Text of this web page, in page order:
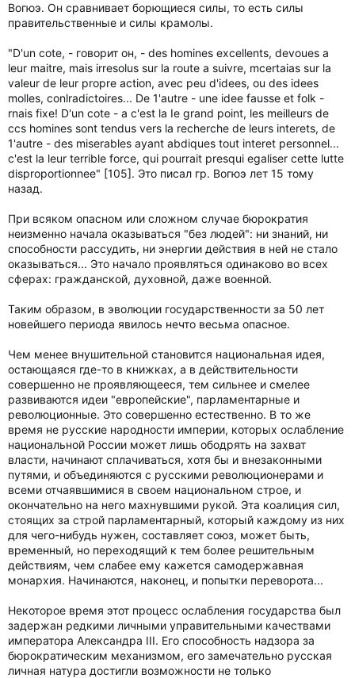
Вогюэ. Он сравнивает борющиеся силы, то есть силы
правительственные и силы крамолы.
"D'un cote, - говорит он, - des homines excellents, devoues a
leur maitre, mais irresolus sur la route a suivre, mcertaias sur la
valeur de leur propre action, avec peu d'idees, ou des idees
molles, conlradictoires... De 1'autre - une idee fausse et folk -
rnais fixe! D'un cote - a c'est la Ie grand point, les meilleurs de
ccs homines sont tendus vers la recherche de leurs interets, de
1'autre - des miserables ayant abdiques tout interet personnel...
c'est la leur terrible force, qui pourrait presqui egaliser cette lutte
disproportionnee" [105]. Это писал гр. Вогюэ лет 15 тому
назад.
При всяком опасном или сложном случае бюрократия
неизменно начала оказываться "без людей": ни знаний, ни
способности рассудить, ни энергии действия в ней не стало
оказываться... Это начало проявляться одинаково во всех
сферах: гражданской, духовной, даже военной.
Таким образом, в эволюции государственности за 50 лет
новейшего периода явилось нечто весьма опасное.
Чем менее внушительной становится национальная идея,
остающаяся где-то в книжках, а в действительности
совершенно не проявляющееся, тем сильнее и смелее
развиваются идеи "европейские", парламентарные и
революционные. Это совершенно естественно. В то же
время не русские народности империи, которых ослабление
национальной России может лишь ободрять на захват
власти, начинают сплачиваться, хотя бы и внезаконными
путями, и объединяются с русскими революционерами и
всеми отчаявшимися в своем национальном строе, и
окончательно на него махнувшими рукой. Эта коалиция сил,
стоящих за строй парламентарный, который каждому из них
для чего-нибудь нужен, составляет союз, может быть,
временный, но переходящий к тем более решительным
действиям, чем слабее ему кажется самодержавная
монархия. Начинаются, наконец, и попытки переворота...
Некоторое время этот процесс ослабления государства был
задержан редкими личными управительными качествами
императора Александра III. Его способность надзора за
бюрократическим механизмом, его замечательно русская
личная натура достигли возможности не только